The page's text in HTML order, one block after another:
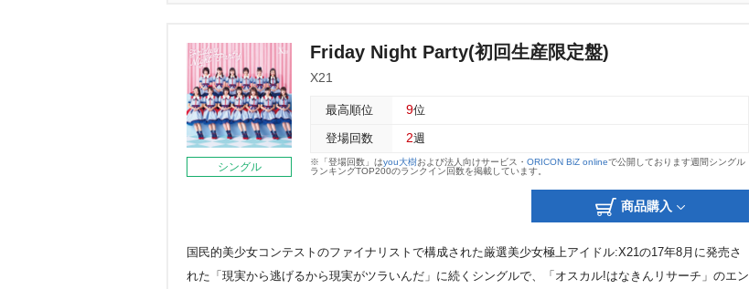
シングル
Friday Night Party(初回生産限定盤)
X21
最高順位 9位
登場回数 2週
※「登場回数」はyou大樹および法人向けサービス・ ORICON BiZ onlineで公開しております週間シングル
ランキングTOP200のランクイン回数を掲載しています。
商品購入
国民的美少女コンテストのファイナリストで構成された厳選美少女極上アイドル:X21の17年8月に発売さ
れた「現実から逃げるから現実がツラいんだ」に続くシングルで、「オスカル!はなきんリサーチ」のエン